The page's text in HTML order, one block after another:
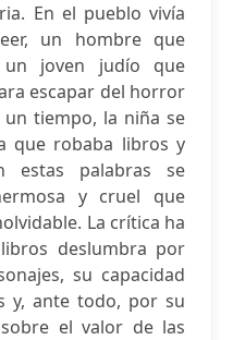
En el pueblo vivía
un hombre que
joven judío que
escapar del horror
tiempo, la niña se
que robaba libros y
estas palabras se
y cruel que
La crítica ha
deslumbra por
su capacidad
y, ante todo, por su
el valor de las